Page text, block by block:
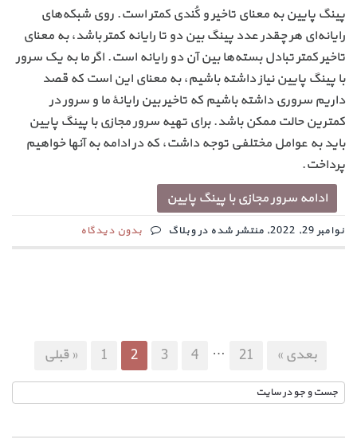
پینگ پایین به معنای تاخیر و کُندی کمتر است. روی شبکه‌های
رایانه‌ای هر چقدر عدد پینگ بین دو تا رایانه کمتر باشد، به معنای
تاخیر کمتر تبادل بسته‌ها بین آن دو رایانه است. اگر ما به یک سرور
با پینگ پایین نیاز داشته باشیم، به معنای این است که قصد
داریم سروری داشته باشیم که تاخیر بین رایانهٔ ما و سرور در
کمترین حالت ممکن باشد. برای تهیه سرور مجازی با پینگ پایین
باید به عوامل مختلفی توجه داشت، که در ادامه به آنها خواهیم
پرداخت.
ادامه سرور مجازی با پینگ پایین
نوامبر 29, 2022, منتشر شده در وبلاگ بدون دیدگاه
« قبلی 1 2 3 4 … 21 بعدی »